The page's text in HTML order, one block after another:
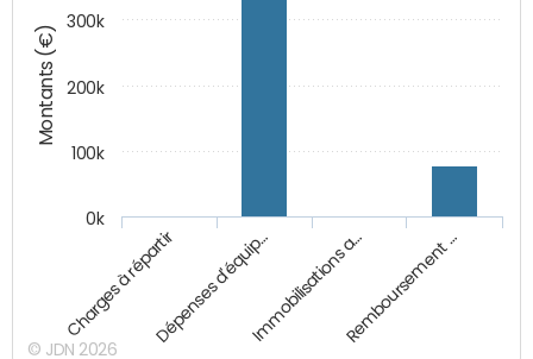
Montants (€)
Charges à répartirDépenses d'équip…Immobilisations a…Remboursement …
0k
100k
200k
300k
© JDN 2026